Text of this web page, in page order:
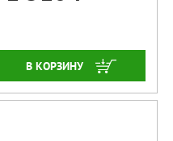
ЗАКАЗАТЬ